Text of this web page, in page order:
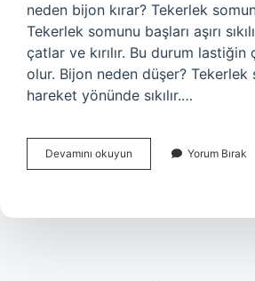
neden bijon kırar? Tekerlek
Tekerlek somunu başları aşırı
çatlar ve kırılır. Bu durum lastiğin
olur. Bijon neden düşer? Tekerlek
hareket yönünde sıkılır.…
Devamını okuyun
Arabada
Gevşer
Yorum Bırak